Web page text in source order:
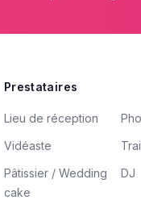
Prestataires
Lieu de réception
Vidéaste
Pâtissier / Wedding
cake
DJ